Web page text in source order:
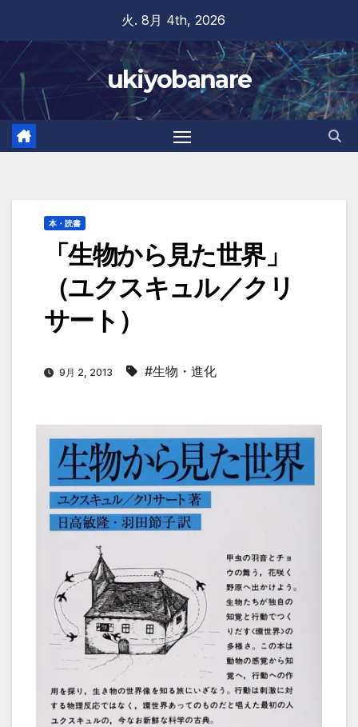
content
火. 8月 4th, 2026
ukiyobanare
本・読書
「生物から見た世界」
（ユクスキュル／クリ
サート）
9月 2, 2013 #生物・進化